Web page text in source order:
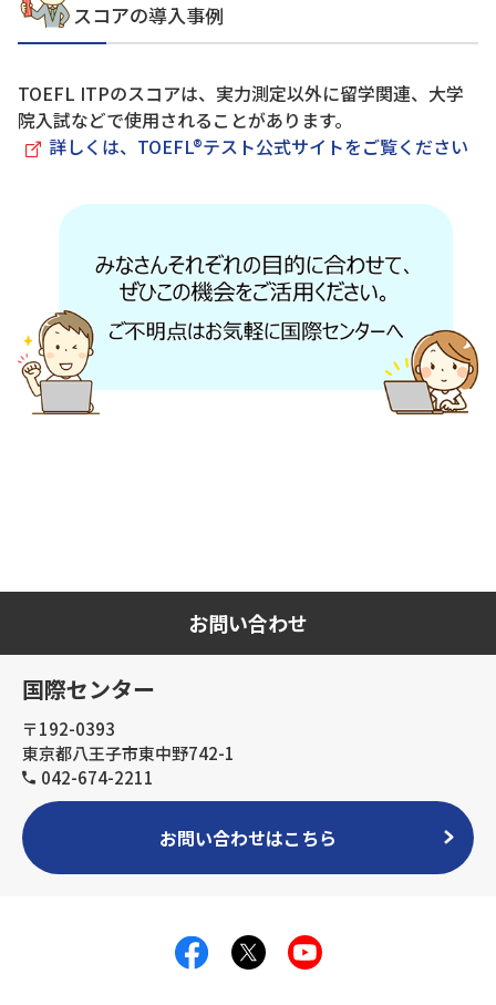
スコアの導入事例
TOEFL ITPのスコアは、実力測定以外に留学関連、大学
院入試などで使用されることがあります。
詳しくは、TOEFL®テスト公式サイトをご覧ください
お問い合わせ
国際センター
〒192-0393
東京都八王子市東中野742-1
042-674-2211
お問い合わせはこちら